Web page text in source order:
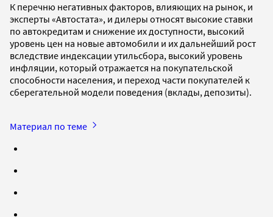
К перечню негативных факторов, влияющих на рынок, и
эксперты «Автостата», и дилеры относят высокие ставки
по автокредитам и снижение их доступности, высокий
уровень цен на новые автомобили и их дальнейший рост
вследствие индексации утильсбора, высокий уровень
инфляции, который отражается на покупательской
способности населения, и переход части покупателей к
сберегательной модели поведения (вклады, депозиты).
Материал по теме